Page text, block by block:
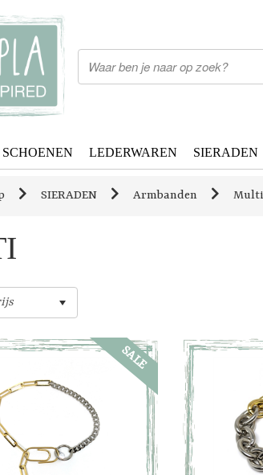
SCHOENEN LEDERWAREN SIERADEN
SIERADEN Armbanden Multi
SALE